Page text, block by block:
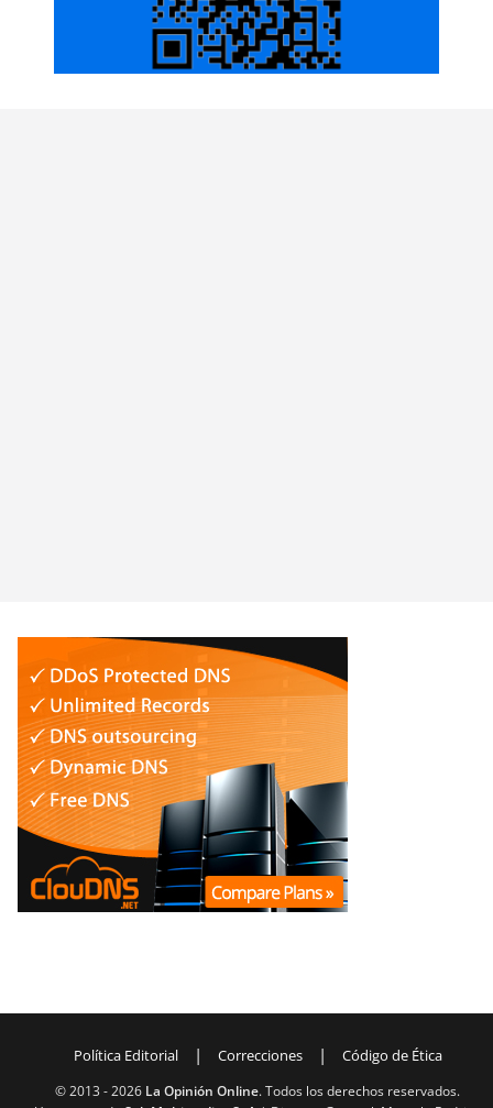
Política Editorial | Correcciones | Código de Ética
© 2013 -2026 La Opinión Online. Todos los derechos reservados.